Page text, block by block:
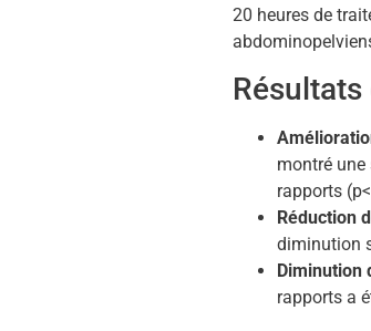
20 heures de
Résultats
montré
rapports
Réduction
diminution
Diminution
rapports a